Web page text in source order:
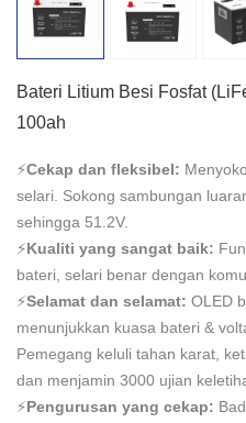
Bateri Litium Besi Fosfat
100ah
⚡Cekap dan fleksibel:
selari. Sokong sambungan
sehingga 51.2V.
⚡Kualiti yang sangat baik:
bateri, selari benar dengan
⚡Selamat dan selamat: OLED
menunjukkan kuasa bateri &
Pemegang keluli tahan karat,
dan menjamin 3000 ujian
⚡Pengurusan yang cekap: